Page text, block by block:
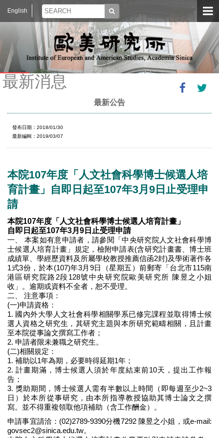
English
最新消息
最新公告
發布日期：2018/01/30
最新編輯：2019/03/07
本院107年度「人文社會科學博士候選人培
育計畫」自即日起至107年3月9日止受理申
請
本院107年度「人文社會科學博士候選人培育計畫」
自即日起至107年3月9日止受理申請
一、 本案如有意申請者，請參閱「中央研究院人文社會科學博
士候選人培育計畫」規定，檢附申請表(含研究計畫書、博士班
成績單、學經歷資料及所屬學校教授推薦信函2封)及學術著作各
1式3份，於本(107)年3月9日（星期五）前郵寄「台北市115南
港區研究院路2段128號中央研究院歐美研究所 陳昱之小姐
收」。逾期或資料不全者，恕不受理。
二、 注意事項：
(一)申請資格：
1. 國內外大學人文社會科學相關學系已修完課程並取得博士候
選人資格之研究生，其研究主題與本所研究範疇相關，且計畫
至本院從事論文撰寫工作者；
2. 申請者限未兼職之研究生。
(二)相關規定：
1. 補助以1年為期，必要時得延期1年；
2. 計畫期滿，博士候選人須於年度結束前10天，提出工作報
告；
3. 獎助期間，博士候選人需有半數以上時間（即每週至少2~3
日）於本所從事研究，由本所指導教授協助其博士論文之撰
寫。並不得重複領取他項補助（含工作酬金）。
申請事宜請洽：(02)2789-9390分機7292 陳昱之小姐，或e-mail:
govsec2@sinica.edu.tw。